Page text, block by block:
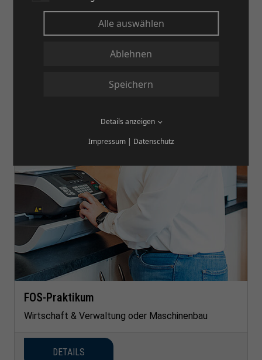
FOS-Praktikum
Wirtschaft & Verwaltung oder Maschinenbau
DETAILS
Alle auswählen
Ablehnen
Speichern
Details anzeigen
Impressum| Datenschutz